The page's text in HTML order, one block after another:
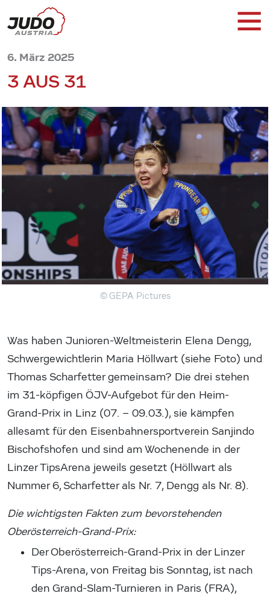
6. März 2025
3 AUS 31
© GEPA Pictures
Was haben Junioren-Weltmeisterin Elena Dengg,
Schwergewichtlerin Maria Höllwart (siehe Foto) und
Thomas Scharfetter gemeinsam? Die drei stehen
im 31-köpfigen ÖJV-Aufgebot für den Heim-
Grand-Prix in Linz (07. – 09.03.), sie kämpfen
allesamt für den Eisenbahnersportverein Sanjindo
Bischofshofen und sind am Wochenende in der
Linzer TipsArena jeweils gesetzt (Höllwart als
Nummer 6, Scharfetter als Nr. 7, Dengg als Nr. 8).
Die wichtigsten Fakten zum bevorstehenden
Oberösterreich-Grand-Prix:
Der Oberösterreich-Grand-Prix in der Linzer
Tips-Arena, von Freitag bis Sonntag, ist nach
den Grand-Slam-Turnieren in Paris (FRA),